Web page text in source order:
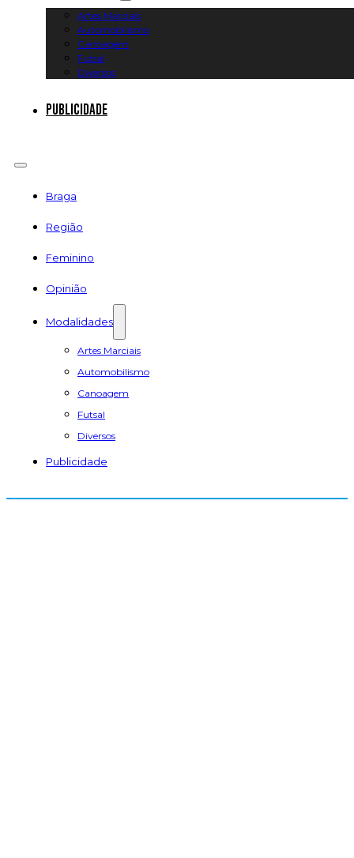
Artes Marciais
Automobilismo
Canoagem
Futsal
Diversos
Publicidade
Braga
Região
Feminino
Opinião
Modalidades
Artes Marciais
Automobilismo
Canoagem
Futsal
Diversos
Publicidade